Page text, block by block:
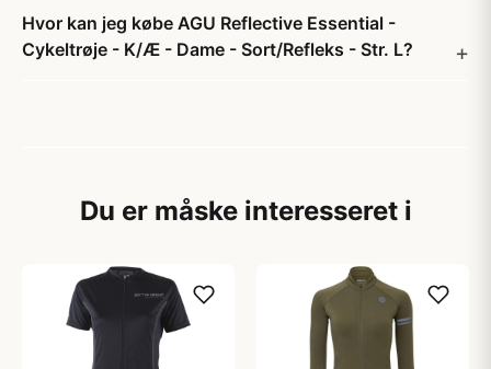
Hvor kan jeg købe AGU Reflective Essential -
Cykeltrøje - K/Æ - Dame - Sort/Refleks - Str. L?
Du er måske interesseret i